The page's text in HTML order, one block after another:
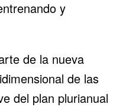
y
de la nueva
de las
del plan plurianual